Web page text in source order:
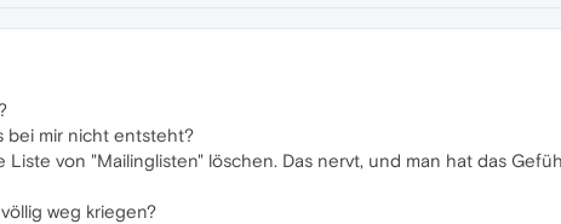
bei mir nicht entsteht?
von "Mailinglisten" löschen. Das nervt, und man hat das
weg kriegen?